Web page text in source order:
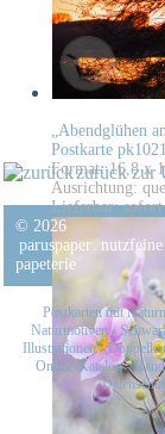
„Abendglühen
Postkarte pk1021
Format: 16,8 x
Ausrichtung:
Lieferbar: sofort
zurück zur
© 2026
paruspaper. nutzfeine
papeterie
Postkarten mit
Naturmotiven-
Illustrationen-
Online-Katalog-